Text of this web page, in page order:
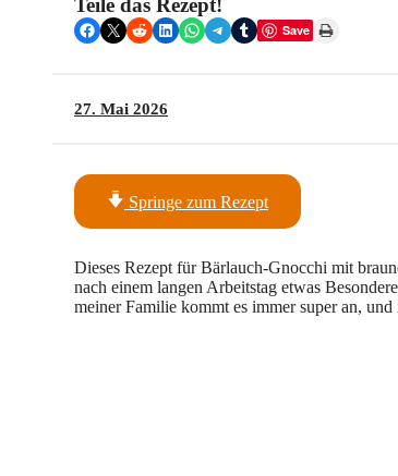
Teile das Rezept!
Share on Facebook
Share on X Share on RedditShare on LinkedIn
Share on WhatsApp
Share on Telegram
Share on TumblrSave Print this Page
27. Mai 2026
Springe zum Rezept
Dieses Rezept für Bärlauch-Gnocchi mit
nach einem langen Arbeitstag etwas
meiner Familie kommt es immer super an,